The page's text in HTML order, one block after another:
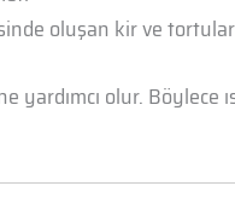
oluşan kir ve
olur. Böylece